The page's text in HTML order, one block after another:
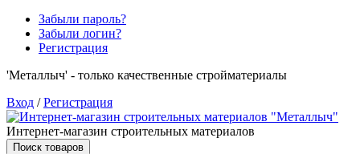
Забыли пароль?
Забыли логин?
Регистрация
'Металлыч' - только качественные стройматериалы
Вход /Регистрация
Интернет-магазин строительных материалов
Поиск товаров